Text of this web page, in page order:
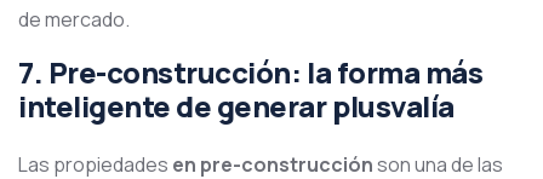
de mercado.
7. Pre-construcción: la forma más
inteligente de generar plusvalía
Las propiedades en pre-construcciónson una de las